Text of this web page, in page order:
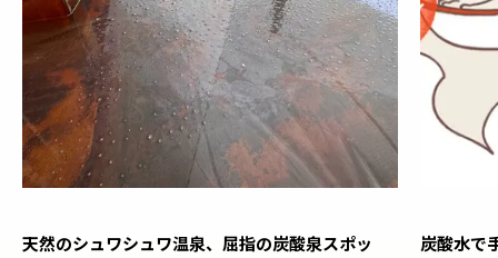
天然のシュワシュワ温泉、屈指の炭酸泉スポッ
炭酸水で